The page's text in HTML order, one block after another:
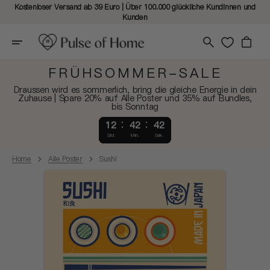
Kostenloser Versand ab 39 Euro | Über 100.000 glückliche Kundinnen und
Kunden
Warenkorb
FRÜHSOMMER-SALE
Draussen wird es sommerlich, bring die gleiche Energie in dein
Zuhause | Spare 20% auf Alle Poster und 35% auf Bundles,
bis Sonntag
12
Std.
42
Min.
41
Sek.
Home Alle Poster Sushi